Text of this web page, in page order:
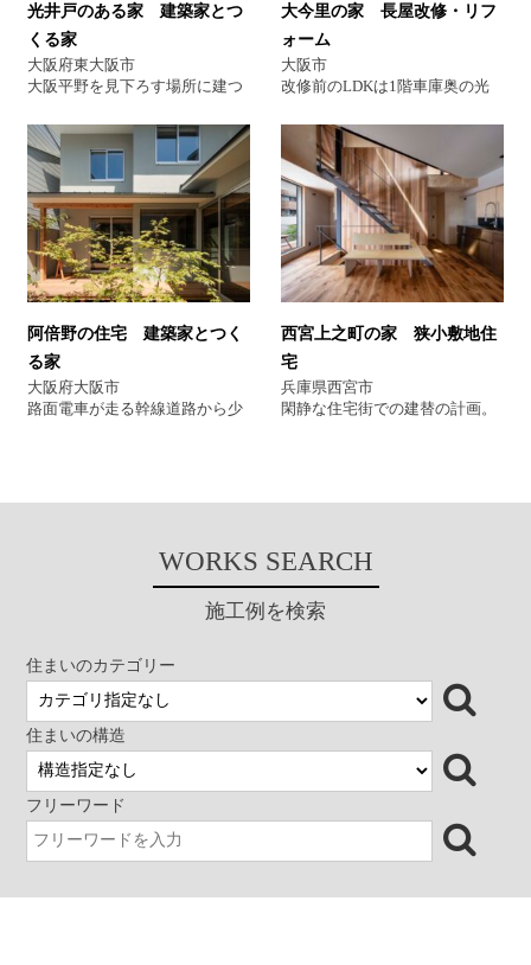
としています。 １階の２つのテ
ラスと吹抜けに開けられた開口
から採光と通風を確保し、さら
に内部の壁にも光と風を相互に
取り入れるための大小さまざま
とで、内外のスペースが連続す
る心地良い住まいとなっていま
す。 大阪 建築家 中平 勝
氏 建築家住宅 建築家とつ
くる家 建築家紹介
さを存分に楽しんでもらうた
め、そしてまちとの距離感を操
作するスロープ空間を挿入する
ことで、まちに対して開くこと
と閉じることを両立させまし
が、光と風を呼び込むことで外
を感じることができる住まいに
なっています。 分類 建築家住
宅 建築家のつくる家 高級住
宅 建築家紹介
光井戸のある家 建築家とつ
くる家
大阪府東大阪市
大阪平野を見下ろす場所に建つ
ふさがるこの敷地で、家族の集
まるダイニングキッチンが朝も
自然光で明るくなるよう建物中
央に“光井戸”を配置しました。
”光井戸”は２階部分では家族の
図書室を明るくします。光を拡
散させるのための形状を利用し
てひな壇型の本棚を造り、思い
思いにくつろげる場所になって
います。 子どもたちがアクティ
ブに過ごせるよう、土間玄関と
リビングダイニングはフルオー
プンで繋がるようになっていま
す。個室以外の場所では家族が
窓辺のベンチで外の景色を楽し
類 建築家住宅 新築 大阪
借景のある家 シンプルモダン
大今里の家 長屋改修・リフ
ォーム
大阪市
改修前のLDKは1階車庫奥の光
が、改修後は2階にLDKとLDK
から続くテラスを計画し、家族
が集う場が明るい空間となるよ
うに改修しました。LDK〜テラ
ス上部は一体のアーチ天井とす
ることで、拡散光で満たされる
空間となり、ガラスの大開口に
より空間の拡がりを感じること
ができます。 AS 分類 建築
家とつくる家 建築家リフォー
ム 大阪 長屋リフォーム
阿倍野の住宅 建築家とつく
る家
大阪府大阪市
路面電車が走る幹線道路から少
って、玄関まで流れていまし
とからスタートし、１階にキッ
チンのある広間と仏間（和室4.5
れの個室を設けました。仏間南
側の大きな開口部から入る風が
家全体に流れるように各スペー
スや階段を配し、道路からのア
プローチは、路地的な空間と
し、その先をどんつきとしまし
た。 （どんつきとは、関西では
行き止まりという意味で、住宅
に囲まれたミチでは、共用の庭
けて、親しいご近所さんや友
西宮上之町の家 狭小敷地住
宅
兵庫県西宮市
閑静な住宅街での建替の計画。
め、素材感のある仕上げ材を使
りがちなインテリアに変化を持
たせることを考えた。 分類 建
WORKS SEARCH
施工例を検索
住まいのカテゴリー
住まいの構造
フリーワード